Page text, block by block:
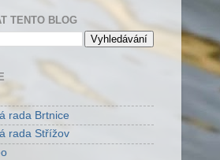
TENTO BLOG
rada Brtnice
rada Střížov